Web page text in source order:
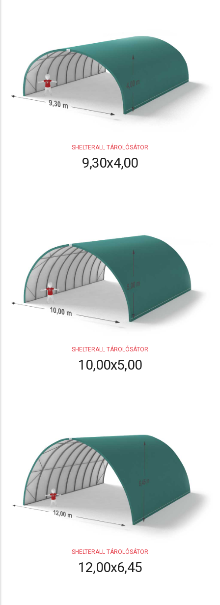
SHELTERALL TÁROLÓSÁTOR
9,30x4,00
SHELTERALL TÁROLÓSÁTOR
10,00x5,00
SHELTERALL TÁROLÓSÁTOR
12,00x6,45